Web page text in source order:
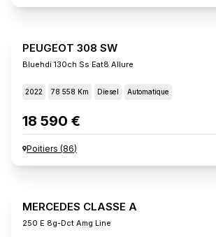
PEUGEOT 308 SW
Bluehdi 130ch Ss Eat8 Allure
2022 78 558 Km Diesel Automatique
18 590 €
Poitiers (86)
MERCEDES CLASSE A
250 E 8g-Dct Amg Line